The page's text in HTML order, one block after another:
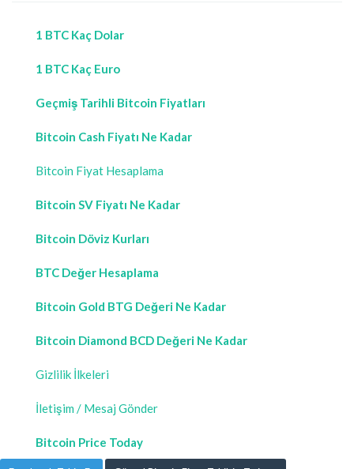
1 BTC Kaç Dolar
1 BTC Kaç Euro
Geçmiş Tarihli Bitcoin Fiyatları
Bitcoin Cash Fiyatı Ne Kadar
Bitcoin Fiyat Hesaplama
Bitcoin SV Fiyatı Ne Kadar
Bitcoin Döviz Kurları
BTC Değer Hesaplama
Bitcoin Gold BTG Değeri Ne Kadar
Bitcoin Diamond BCD Değeri Ne Kadar
Gizlilik İlkeleri
İletişim / Mesaj Gönder
Bitcoin Price Today